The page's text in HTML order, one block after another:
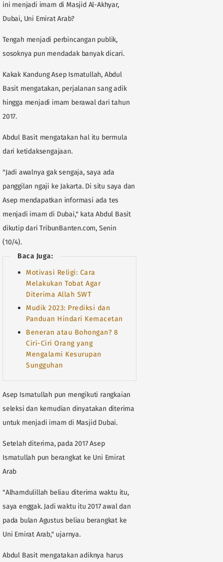
ini menjadi imam di Masjid Al-Akhyar,
Dubai, Uni Emirat Arab?
Tengah menjadi perbincangan publik,
sosoknya pun mendadak banyak dicari.
Kakak Kandung Asep Ismatullah, Abdul
Basit mengatakan, perjalanan sang adik
hingga menjadi imam berawal dari tahun
2017.
Abdul Basit mengatakan hal itu bermula
dari ketidaksengajaan.
"Jadi awalnya gak sengaja, saya ada
panggilan ngaji ke Jakarta. Di situ saya dan
Asep mendapatkan informasi ada tes
menjadi imam di Dubai," kata Abdul Basit
dikutip dari TribunBanten.com, Senin
(10/4).
Baca Juga:
Motivasi Religi: Cara
Melakukan Tobat Agar
Diterima Allah SWT
Mudik 2023: Prediksi dan
Panduan Hindari Kemacetan
Beneran atau Bohongan? 8
Ciri-Ciri Orang yang
Mengalami Kesurupan
Sungguhan
Asep Ismatullah pun mengikuti rangkaian
seleksi dan kemudian dinyatakan diterima
untuk menjadi imam di Masjid Dubai.
Setelah diterima, pada 2017 Asep
Ismatullah pun berangkat ke Uni Emirat
Arab
"Alhamdulillah beliau diterima waktu itu,
saya enggak. Jadi waktu itu 2017 awal dan
pada bulan Agustus beliau berangkat ke
Uni Emirat Arab," ujarnya.
Abdul Basit mengatakan adiknya harus